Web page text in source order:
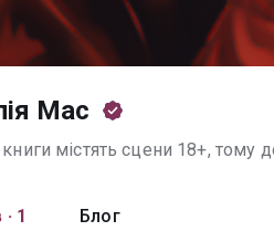
Мас
1 Блог